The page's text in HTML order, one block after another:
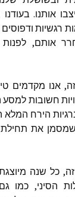
אותנו.
רגשיות
אותם,
,אנו מקדמים
חשובות למסע
הירח המלא
שמסמן את
, כל שנה
הסיני, כמו